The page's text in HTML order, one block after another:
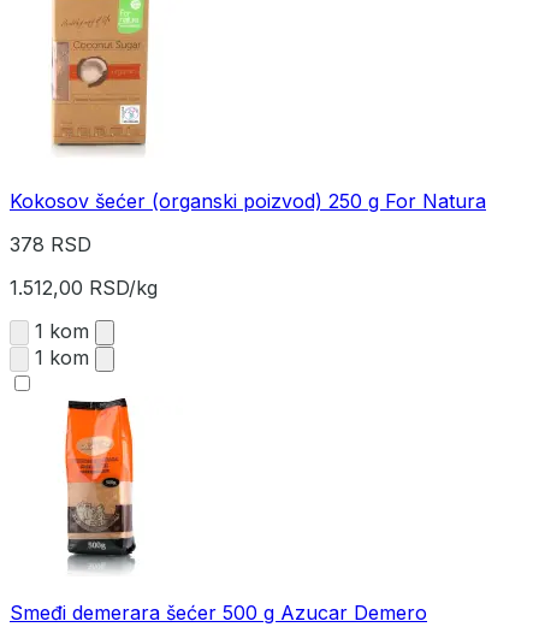
Kokosov šećer (organski poizvod) 250 g For Natura
378 RSD
1.512,00 RSD/kg
1 kom
1 kom
Smeđi demerara šećer 500 g Azucar Demero